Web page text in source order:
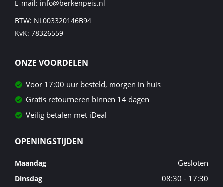
E-mail: info@berkenpeis.nl
BTW: NL003320146B94
KvK: 78326559
ONZE VOORDELEN
Voor 17:00 uur besteld, morgen in huis
Gratis retourneren binnen 14 dagen
Veilig betalen met iDeal
OPENINGSTIJDEN
Maandag Gesloten
Dinsdag 08:30 - 17:30